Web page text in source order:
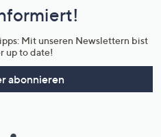
Mit unseren Newslettern bist
up to date!
abonnieren